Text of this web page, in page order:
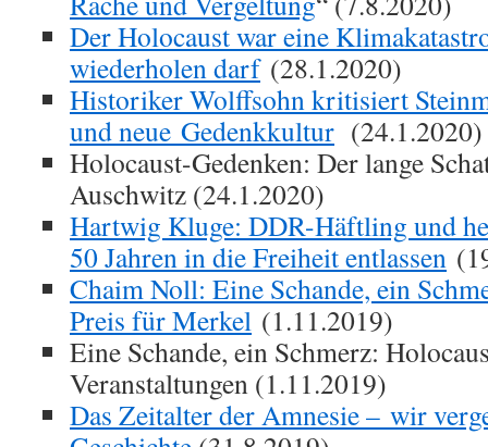
Der Holocaust war eine
wiederholen darf(28.1.2020)
Historiker Wolffsohn kritisiert
und neue Gedenkkultur (24.1.2020)
Holocaust-Gedenken: Der lange
Auschwitz (24.1.2020)
Hartwig Kluge: DDR-Häftling und
50 Jahren in die Freiheit entlassen
Chaim Noll: Eine Schande, ein
Preis für Merkel (1.11.2019)
Eine Schande, ein Schmerz:
Veranstaltungen (1.11.2019)
Das Zeitalter der Amnesie – wir